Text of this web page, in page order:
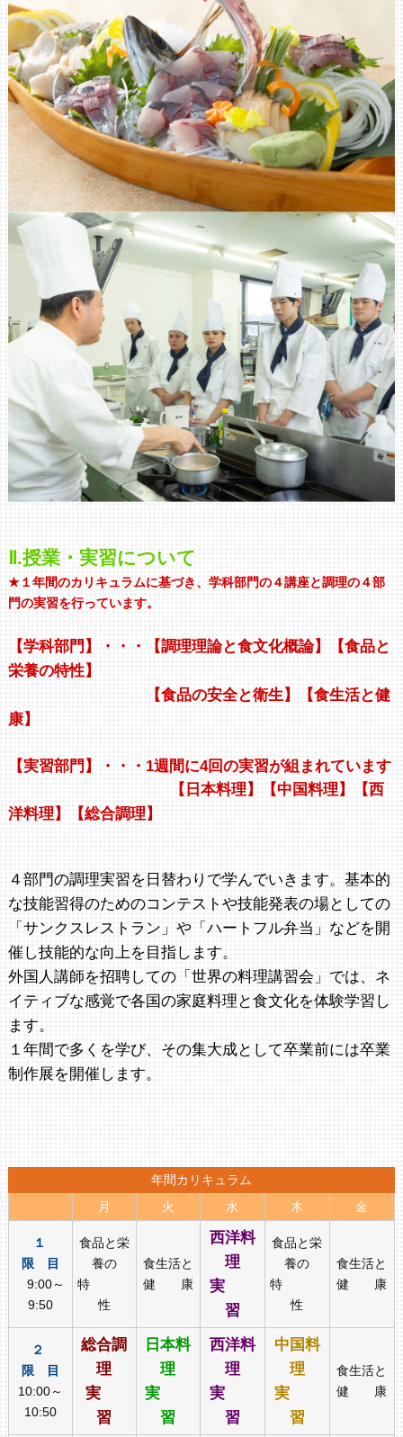
Ⅱ.授業・実習について
★１年間のカリキュラムに基づき、学科部門の４講座と調理の４部
門の実習を行っています。
【学科部門】・・・【調理理論と食文化概論】【食品と
栄養の特性】
【食品の安全と衛生】【食生活と健
康】
【実習部門】・・・1週間に4回の実習が組まれています
【日本料理】【中国料理】【西
洋料理】【総合調理】
４部門の調理実習を日替わりで学んでいきます。基本的
な技能習得のためのコンテストや技能発表の場としての
「サンクスレストラン」や「ハートフル弁当」などを開
催し技能的な向上を目指します。
外国人講師を招聘しての「世界の料理講習会」では、ネ
イティブな感覚で各国の家庭料理と食文化を体験学習し
ます。
１年間で多くを学び、その集大成として卒業前には卒業
制作展を開催します。
年間カリキュラム
月
火 水 木 金
１
限 目
9:00～
9:50
食品と栄
養の
特
性
食生活と
健 康
西洋料
理
実
習
食品と栄
養の
特
性
食生活と
健 康
２
限 目
10:00～
10:50
総合調
理
実
習
日本料
理
実
習
西洋料
理
実
習
中国料
理
実
習
食生活と
健 康